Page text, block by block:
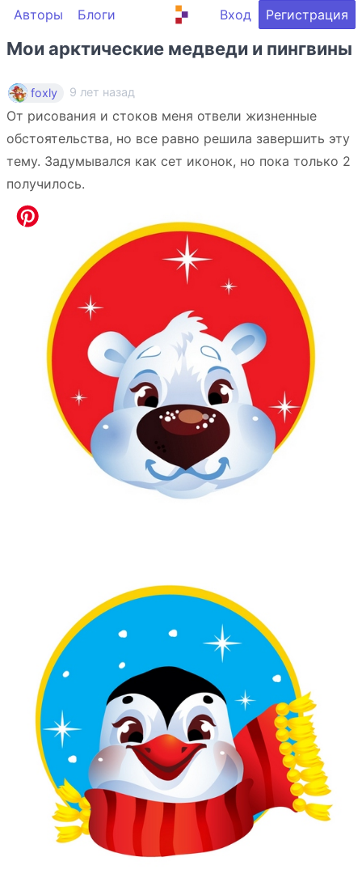
Авторы Блоги Вход Регистрация
Мои арктические медведи и пингвины
foxly 9 лет назад
От рисования и стоков меня отвели жизненные
обстоятельства, но все равно решила завершить эту
тему. Задумывался как сет иконок, но пока только 2
получилось.